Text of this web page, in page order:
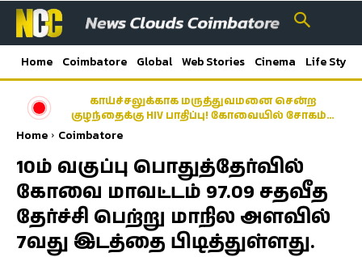
Home Coimbatore Global Web Stories Cinema Life Style
காய்ச்சலுக்காக மருத்துவமனை சென்ற
குழந்தைக்கு HIV பாதிப்பு! கோவையில் சோகம்…
Home Coimbatore
10ம் வகுப்பு பொதுத்தேர்வில்
கோவை மாவட்டம் 97.09 சதவீத
தேர்ச்சி பெற்று மாநில அளவில்
7வது இடத்தை பிடித்துள்ளது.